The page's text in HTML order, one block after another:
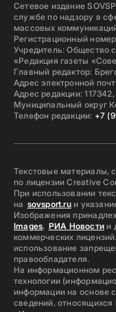
Сетевое издание
службе по надзору в
массовых
Регистрационный
Учредитель: Общество
«Редакция газеты
Главный редактор:
Адрес электронной
Адрес редакции:
Муниципальный округ
Телефон редакции: +7
Текстовые материалы,
по лицензии Creative
При использовании
на sovsport.ruи
Изображения
Images, РИА Новостии
коммерческих
использование
правообладателя.
На информационном
технологии
информации на основе
сведений, относящихся